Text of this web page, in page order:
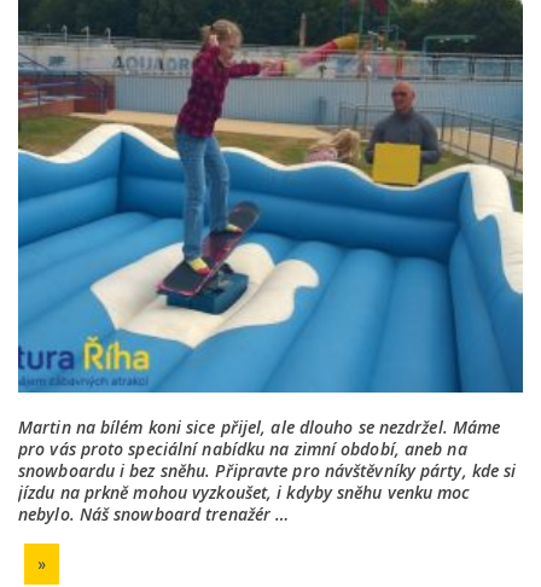
Martin na bílém koni sice přijel, ale dlouho se nezdržel. Máme
pro vás proto speciální nabídku na zimní období, aneb na
snowboardu i bez sněhu. Připravte pro návštěvníky párty, kde si
jízdu na prkně mohou vyzkoušet, i kdyby sněhu venku moc
nebylo. Náš snowboard trenažér …
»